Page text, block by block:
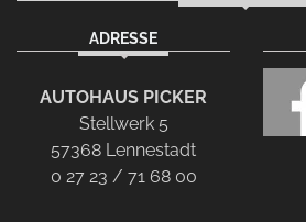
ADRESSE
AUTOHAUS PICKER
Stellwerk 5
57368 Lennestadt
0 27 23 / 71 68 00